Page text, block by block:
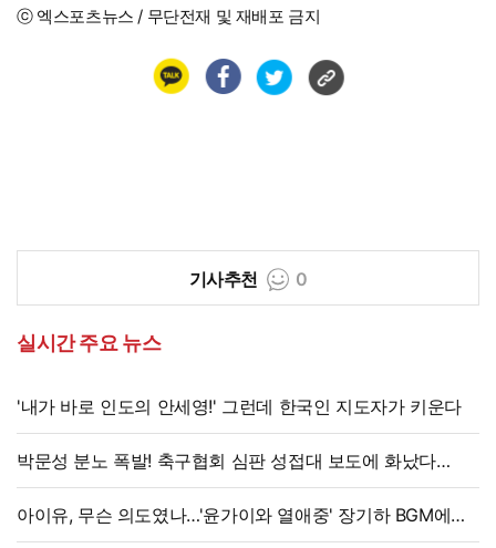
ⓒ 엑스포츠뉴스 / 무단전재 및 재배포 금지
기사추천 0
실시간 주요 뉴스
'내가 바로 인도의 안세영!' 그런데 한국인 지도자가 키운다
박문성 분노 폭발! 축구협회 심판 성접대 보도에 화났다
"국제 문제로 비화될 수 있어"
아이유, 무슨 의도였나…'윤가이와 열애중' 장기하 BGM에
의견분분